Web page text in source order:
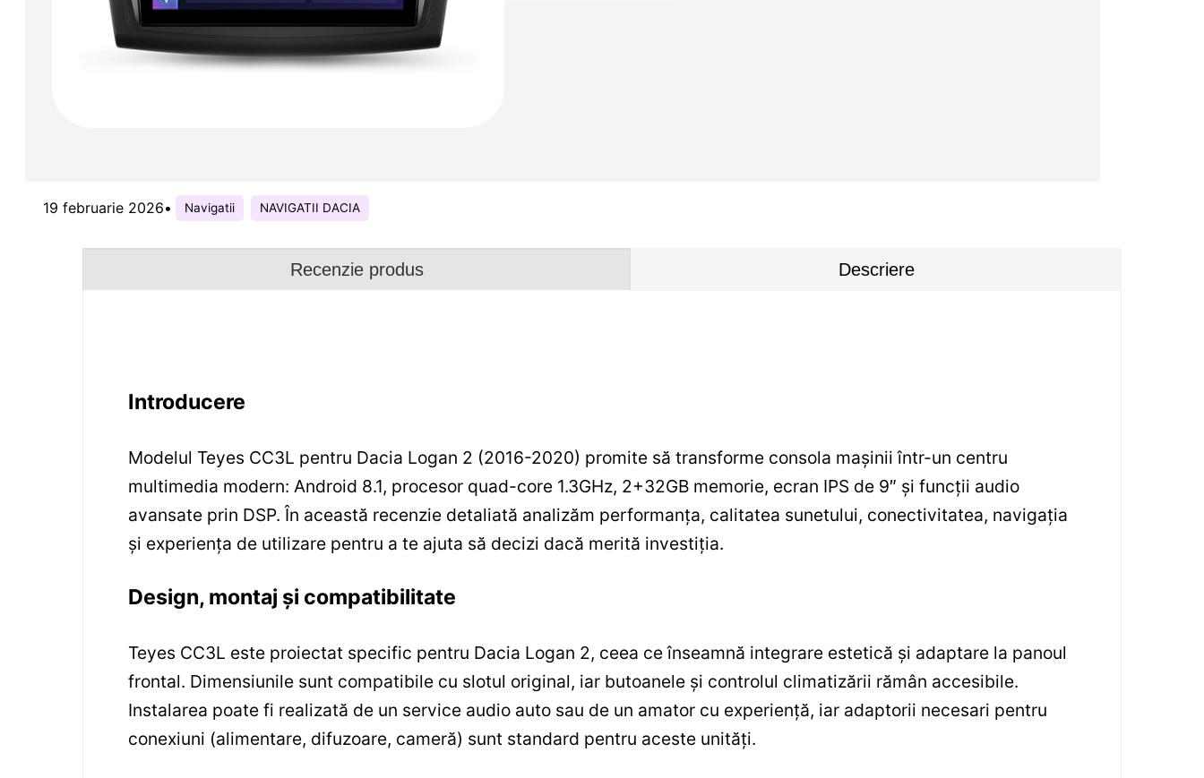
19 februarie 2026• Navigatii NAVIGATII DACIA
Recenzie produs Descriere
Introducere
Modelul Teyes CC3L pentru Dacia Logan 2 (2016-2020) promite să transforme consola mașinii într-un centru
multimedia modern: Android 8.1, procesor quad-core 1.3GHz, 2+32GB memorie, ecran IPS de 9″ și funcții audio
avansate prin DSP. În această recenzie detaliată analizăm performanța, calitatea sunetului, conectivitatea, navigația
și experiența de utilizare pentru a te ajuta să decizi dacă merită investiția.
Design, montaj și compatibilitate
Teyes CC3L este proiectat specific pentru Dacia Logan 2, ceea ce înseamnă integrare estetică și adaptare la panoul
frontal. Dimensiunile sunt compatibile cu slotul original, iar butoanele și controlul climatizării rămân accesibile.
Instalarea poate fi realizată de un service audio auto sau de un amator cu experiență, iar adaptorii necesari pentru
conexiuni (alimentare, difuzoare, cameră) sunt standard pentru aceste unități.